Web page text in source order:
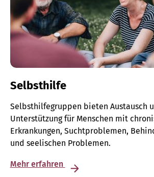
Selbsthilfe
Selbsthilfegruppen bieten Austausch
Unterstützung für Menschen mit
Erkrankungen, Suchtproblemen,
und seelischen Problemen.
Mehr erfahren